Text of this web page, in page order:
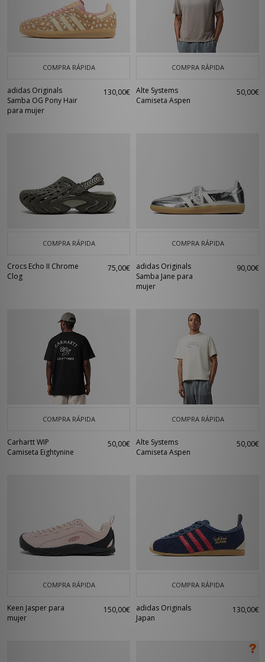
COMPRA RÁPIDA
adidas Originals
Samba OG Pony Hair
para mujer
130,00€
COMPRA RÁPIDA
Alte Systems
Camiseta Aspen
50,00€
COMPRA RÁPIDA
Crocs Echo II Chrome
Clog
75,00€
COMPRA RÁPIDA
adidas Originals
Samba Jane para
mujer
90,00€
COMPRA RÁPIDA
Carhartt WIP
Camiseta Eightynine
50,00€
COMPRA RÁPIDA
Alte Systems
Camiseta Aspen
50,00€
COMPRA RÁPIDA
Keen Jasper para
mujer
150,00€
COMPRA RÁPIDA
adidas Originals
Japan
130,00€